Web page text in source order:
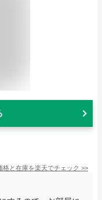
格と在庫を楽天でチェック >>